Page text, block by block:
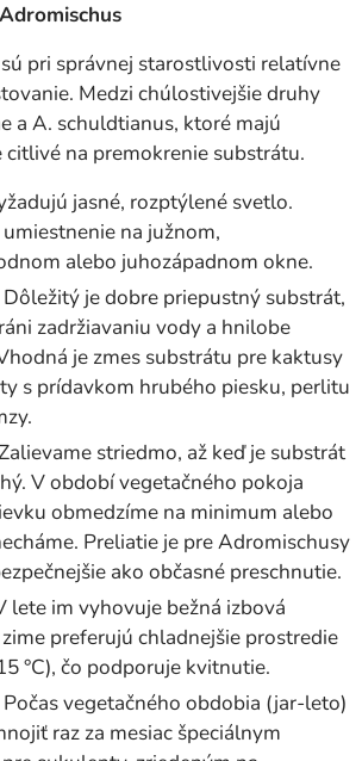
pri správnej starostlivosti relatívne
Medzi chúlostivejšie druhy
a A. schuldtianus, ktoré majú
na premokrenie substrátu.
jasné, rozptýlené svetlo.
na južnom,
alebo juhozápadnom okne.
Dôležitý je dobre priepustný substrát,
zadržiavaniu vody a hnilobe
je zmes substrátu pre kaktusy
s prídavkom hrubého piesku, perlitu
striedmo, až keď je substrát
V období vegetačného pokoja
obmedzíme na minimum alebo
Preliatie je pre Adromischusy
ako občasné preschnutie.
lete im vyhovuje bežná izbová
preferujú chladnejšie prostredie
°C), čo podporuje kvitnutie.
Počas vegetačného obdobia (jar-leto)
raz za mesiac špeciálnym